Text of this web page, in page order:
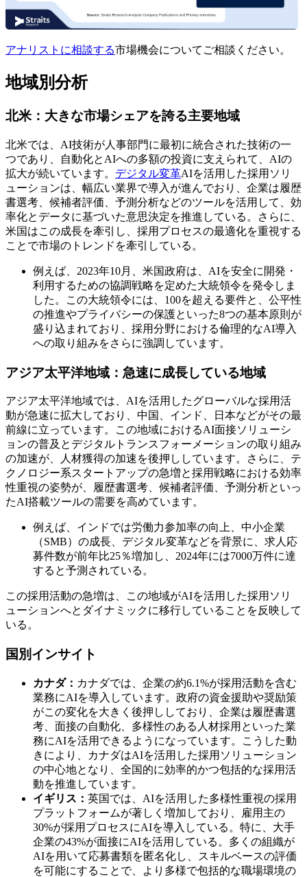
アナリストに相談する市場機会についてご相談ください。
地域別分析
北米：大きな市場シェアを誇る主要地域
北米では、AI技術が人事部門に最初に統合された技術の一
つであり、自動化とAIへの多額の投資に支えられて、AIの
拡大が続いています。 デジタル変革AIを活用した採用ソリ
ューションは、幅広い業界で導入が進んでおり、企業は履歴
書選考、候補者評価、予測分析などのツールを活用して、効
率化とデータに基づいた意思決定を推進している。さらに、
米国はこの成長を牽引し、採用プロセスの最適化を重視する
ことで市場のトレンドを牽引している。
例えば、2023年10月、米国政府は、AIを安全に開発・
利用するための協調戦略を定めた大統領令を発令しま
した。この大統領令には、100を超える要件と、公平性
の推進やプライバシーの保護といった8つの基本原則が
盛り込まれており、採用分野における倫理的なAI導入
への取り組みをさらに強調しています。
アジア太平洋地域：急速に成長している地域
アジア太平洋地域では、AIを活用したグローバルな採用活
動が急速に拡大しており、中国、インド、日本などがその最
前線に立っています。この地域におけるAI面接ソリューシ
ョンの普及とデジタルトランスフォーメーションの取り組み
の加速が、人材獲得の加速を後押ししています。さらに、テ
クノロジー系スタートアップの急増と採用戦略における効率
性重視の姿勢が、履歴書選考、候補者評価、予測分析といっ
たAI搭載ツールの需要を高めています。
例えば、インドでは労働力参加率の向上、中小企業
（SMB）の成長、デジタル変革などを背景に、求人応
募件数が前年比25％増加し、2024年には7000万件に達
すると予測されている。
この採用活動の急増は、この地域がAIを活用した採用ソリ
ューションへとダイナミックに移行していることを反映して
いる。
国別インサイト
カナダ： カナダでは、企業の約6.1%が採用活動を含む
業務にAIを導入しています。政府の資金援助や奨励策
がこの変化を大きく後押ししており、企業は履歴書選
考、面接の自動化、多様性のある人材採用といった業
務にAIを活用できるようになっています。こうした動
きにより、カナダはAIを活用した採用ソリューション
の中心地となり、全国的に効率的かつ包括的な採用活
動を推進しています。
イギリス： 英国では、AIを活用した多様性重視の採用
プラットフォームが著しく増加しており、雇用主の
30%が採用プロセスにAIを導入している。特に、大手
企業の43%が面接にAIを活用している。多くの組織が
AIを用いて応募書類を匿名化し、スキルベースの評価
を可能にすることで、より多様で包括的な職場環境の